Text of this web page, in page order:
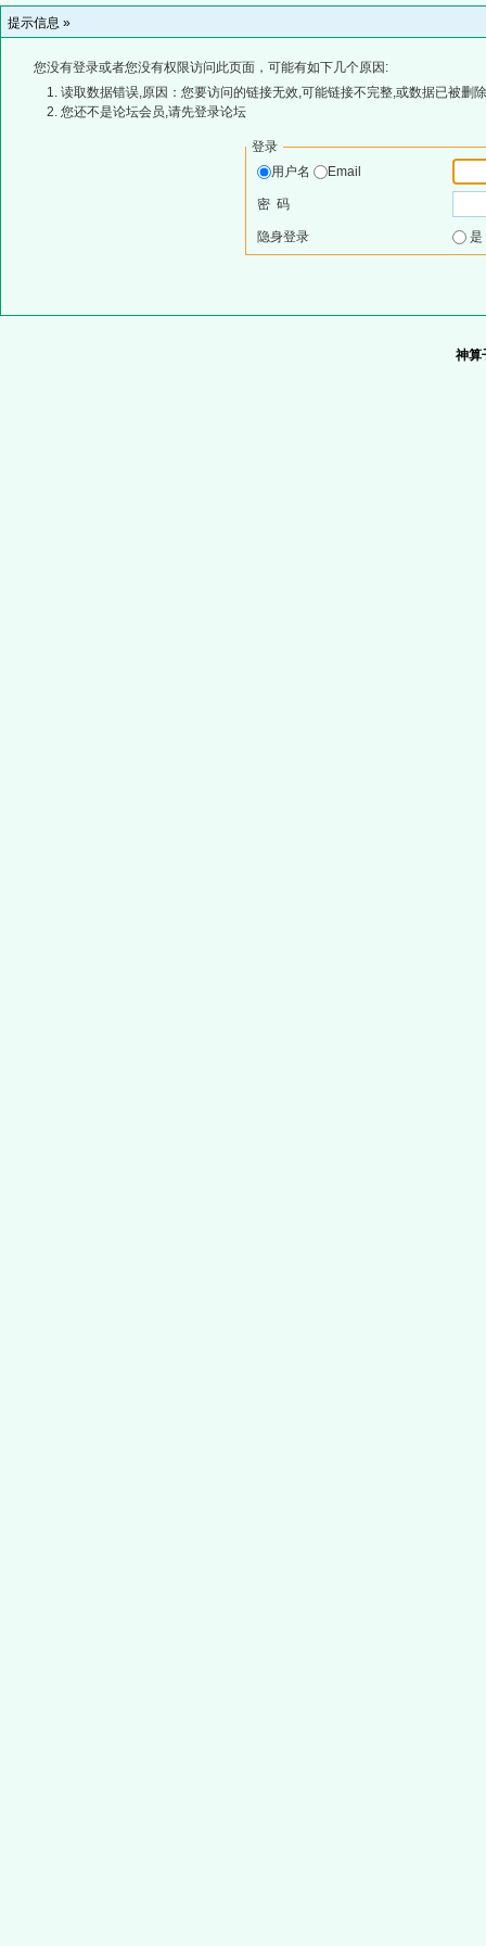
提示信息 »
您没有登录或者您没有权限访问此页面，可能有如下几个原因:
读取数据错误,原因：您要访问的链接无效,可能链接不完整,或数据已被删
您还不是论坛会员,请先登录论坛
登录
用户名
Email
密 码
隐身登录
神算